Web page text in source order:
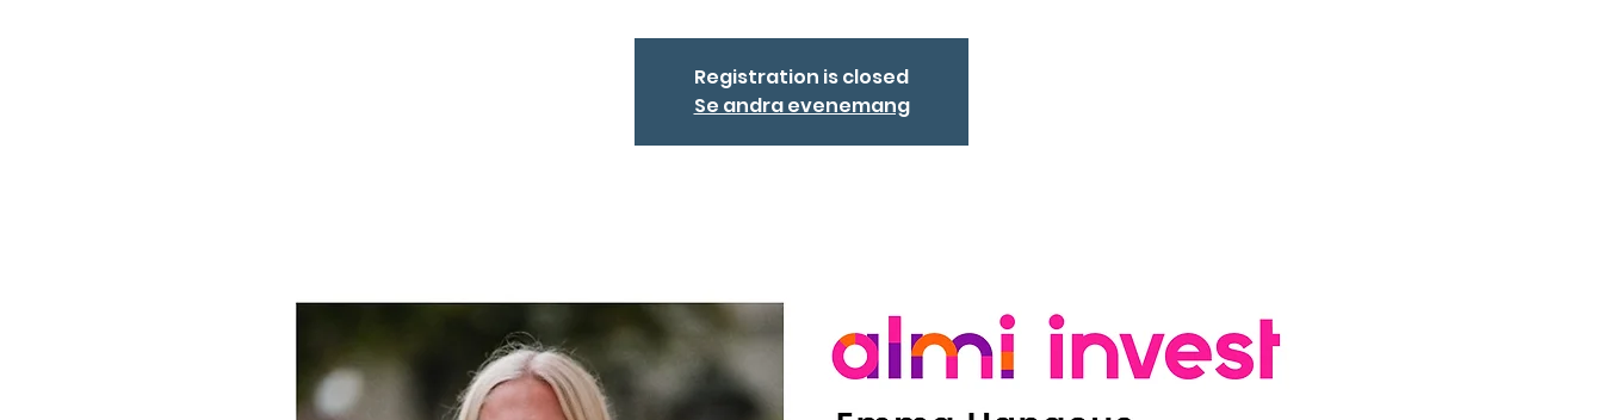
Registration is closed
Se andra evenemang